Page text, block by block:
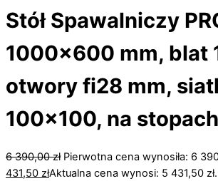
Stół Spawalniczy
1000×600 mm, blat
otwory fi28 mm,
100×100, na stopach
6 390,00zł Pierwotna cena wynosiła: 6
431,50 złAktualna cena wynosi: 5 431,50 zł.